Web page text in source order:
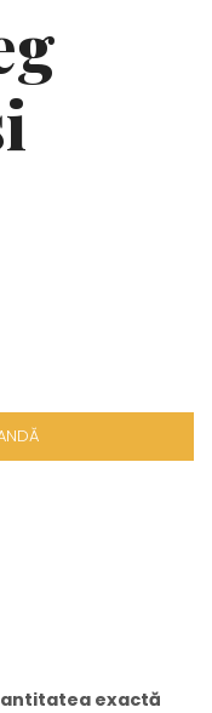
exactă